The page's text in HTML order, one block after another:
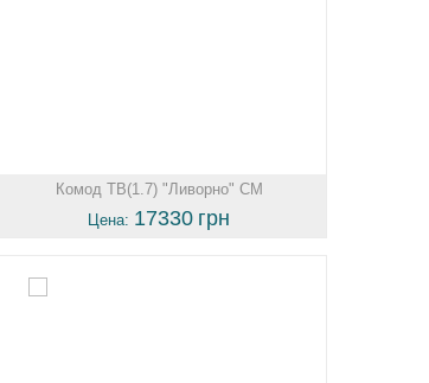
Комод ТВ(1.7) "Ливорно" СМ
Цена: 17330 грн